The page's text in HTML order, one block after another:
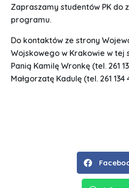
Zapraszamy studentów PK do
programu.
Do kontaktów ze strony
Wojskowego w Krakowie w tej
Panią Kamilę Wronkę (tel. 261
Małgorzatę Kadulę (tel. 261 134